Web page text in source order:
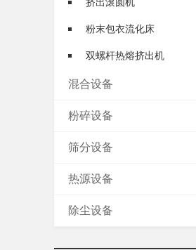
粉末包衣流化床
双螺杆热熔挤出机
混合设备
粉碎设备
筛分设备
热源设备
除尘设备